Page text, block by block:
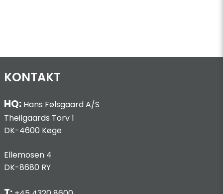
KONTAKT
HQ: Hans Følsgaard A/S
Theilgaards Torv 1
DK-4600 Køge
Ellemosen 4
DK-8680 RY